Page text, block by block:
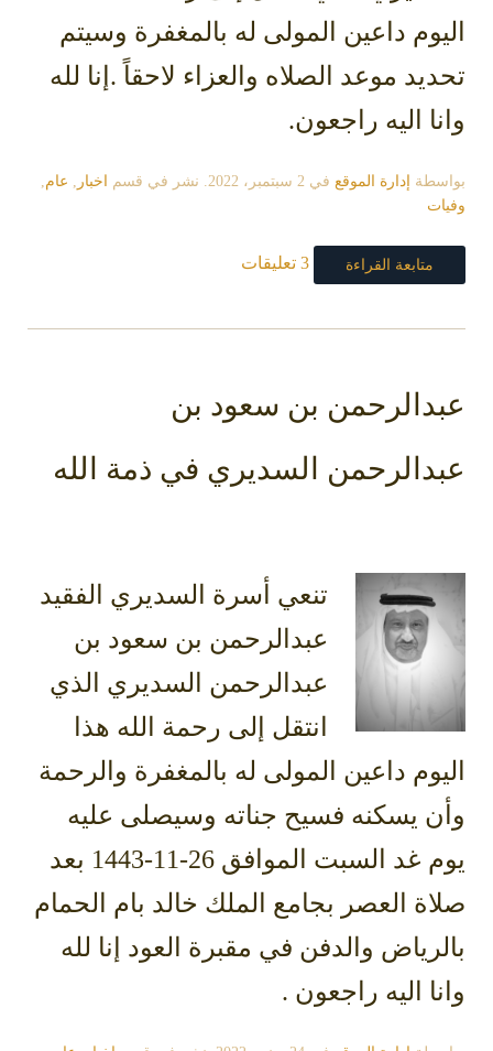
اليوم داعين المولى له بالمغفرة وسيتم
تحديد موعد الصلاه والعزاء لاحقاً . إنا لله
وانا اليه راجعون.
بواسطة إدارة الموقع في 2 سبتمبر، 2022 . نشر في قسم اخبار عام
وفيات
متابعة القراءة 3 تعليقات
عبدالرحمن بن سعود بن
عبدالرحمن السديري في ذمة الله
تنعي أسرة السديري الفقيد
عبدالرحمن بن سعود بن
عبدالرحمن السديري الذي
انتقل إلى رحمة الله هذا
اليوم داعين المولى له بالمغفرة والرحمة
وأن يسكنه فسيح جناته وسيصلى عليه
يوم غد السبت الموافق 26-11-1443 بعد
صلاة العصر بجامع الملك خالد بام الحمام
بالرياض والدفن في مقبرة العود إنا لله
وانا اليه راجعون .